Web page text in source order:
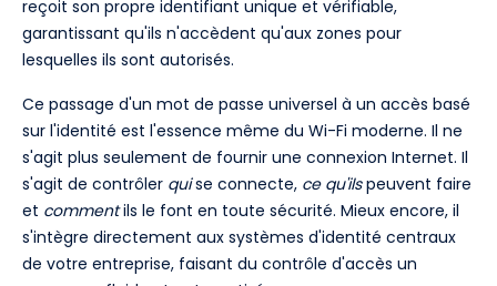
reçoit son propre identifiant unique et vérifiable,
garantissant qu'ils n'accèdent qu'aux zones pour
lesquelles ils sont autorisés.
Ce passage d'un mot de passe universel à un accès basé
sur l'identité est l'essence même du Wi-Fi moderne. Il ne
s'agit plus seulement de fournir une connexion Internet. Il
s'agit de contrôler quise connecte, ce qu'ilspeuvent faire
et commentils le font en toute sécurité. Mieux encore, il
s'intègre directement aux systèmes d'identité centraux
de votre entreprise, faisant du contrôle d'accès un